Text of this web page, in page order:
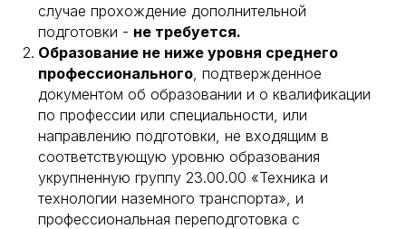
случае прохождение дополнительной
подготовки - не требуется.
Образование не ниже уровня среднего
профессионального, подтвержденное
документом об образовании и о квалификации
по профессии или специальности, или
направлению подготовки, не входящим в
соответствующую уровню образования
укрупненную группу 23.00.00 «Техника и
технологии наземного транспорта», и
профессиональная переподготовка с